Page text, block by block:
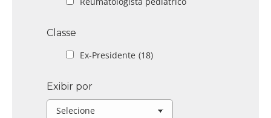
Classe
Ex-Presidente (18)
Exibir por